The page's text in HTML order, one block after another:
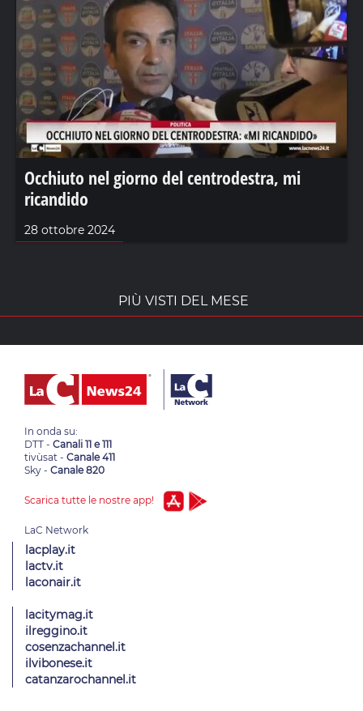
Occhiuto nel giorno del centrodestra, mi
ricandido
28 ottobre 2024
PIÙ VISTI DEL MESE
In onda su:
DTT - Canali 11 e 111
tivùsat - Canale 411
Sky - Canale 820
Scarica tutte le nostre app!
lacplay.it
lactv.it
laconair.it
lacitymag.it
ilreggino.it
cosenzachannel.it
ilvibonese.it
catanzarochannel.it